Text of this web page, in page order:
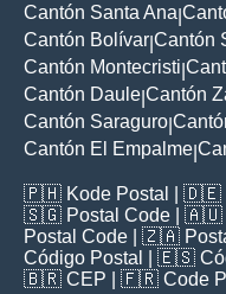
Cantón Santa Ana
Cantón Bolívar Cantón
Cantón Montecristi
Cantón Daule Cantón
Cantón Saraguro
Cantón El Empalme
🇵🇭 Kode Postal | 🇩🇪
🇸🇬 Postal Code | 🇦🇺
Postal Code | 🇿🇦
Código Postal
| 🇪🇸
🇧🇷 CEP | 🇫🇷 Code